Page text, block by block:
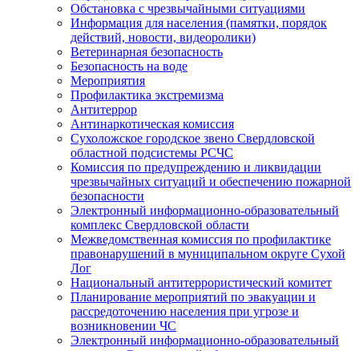
Обстановка с чрезвычайными ситуациями
Информация для населения (памятки, порядок
действий, новости, видеоролики)
Ветеринарная безопасность
Безопасность на воде
Мероприятия
Профилактика экстремизма
Антитеррор
Антинаркотическая комиссия
Сухоложское городское звено Свердловской
областной подсистемы РСЧС
Комиссия по предупреждению и ликвидации
чрезвычайных ситуаций и обеспечению пожарной
безопасности
Электронный информационно-образовательный
комплекс Cвердловской области
Межведомственная комиссия по профилактике
правонарушений в муниципальном округе Сухой
Лог
Национальный антитеррористический комитет
Планирование мероприятий по эвакуации и
рассредоточению населения при угрозе и
возникновении ЧС
Электронный информационно-образовательный